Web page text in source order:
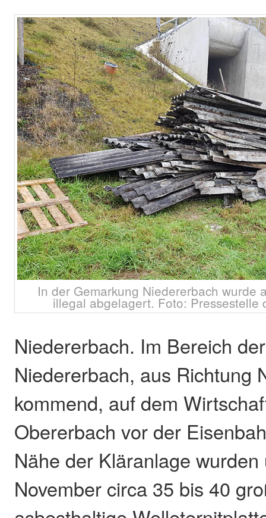
In der Gemarkung Niedererbach wurde
illegal abgelagert. Foto: Pressestelle
Niedererbach. Im Bereich
Niedererbach, aus Richtung
kommend, auf dem
Obererbach vor der
Nähe der Kläranlage
November circa 35 bis 40